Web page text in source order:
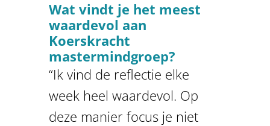
Wat vindt je het meest
waardevol aan
Koerskracht
mastermindgroep?
“Ik vind de reflectie elke
week heel waardevol. Op
deze manier focus je niet